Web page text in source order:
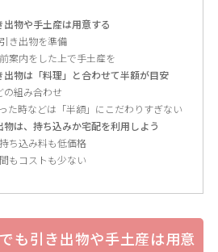
物や手土産は用意する
き出物を準備
案内をした上で手土産を
物は「料理」と合わせて半額が目安
の組み合わせ
た時などは「半額」にこだわりすぎない
は、持ち込みか宅配を利用しよう
ち込み料も低価格
もコストも少ない
も引き出物や手土産は用意